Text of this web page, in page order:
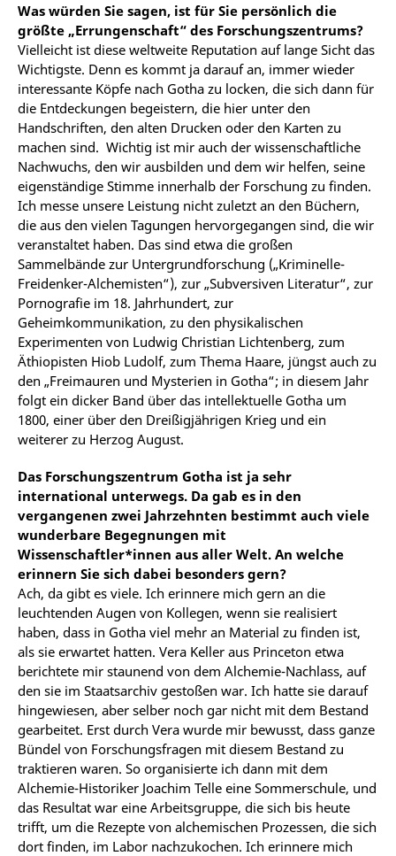
Was würden Sie sagen, ist für Sie persönlich die
größte „Errungenschaft“ des Forschungszentrums?
Vielleicht ist diese weltweite Reputation auf lange Sicht das
Wichtigste. Denn es kommt ja darauf an, immer wieder
interessante Köpfe nach Gotha zu locken, die sich dann für
die Entdeckungen begeistern, die hier unter den
Handschriften, den alten Drucken oder den Karten zu
machen sind. Wichtig ist mir auch der wissenschaftliche
Nachwuchs, den wir ausbilden und dem wir helfen, seine
eigenständige Stimme innerhalb der Forschung zu finden.
Ich messe unsere Leistung nicht zuletzt an den Büchern,
die aus den vielen Tagungen hervorgegangen sind, die wir
veranstaltet haben. Das sind etwa die großen
Sammelbände zur Untergrundforschung („Kriminelle-
Freidenker-Alchemisten“), zur „Subversiven Literatur“, zur
Pornografie im 18. Jahrhundert, zur
Geheimkommunikation, zu den physikalischen
Experimenten von Ludwig Christian Lichtenberg, zum
Äthiopisten Hiob Ludolf, zum Thema Haare, jüngst auch zu
den „Freimauren und Mysterien in Gotha“; in diesem Jahr
folgt ein dicker Band über das intellektuelle Gotha um
1800, einer über den Dreißigjährigen Krieg und ein
weiterer zu Herzog August.
Das Forschungszentrum Gotha ist ja sehr
international unterwegs. Da gab es in den
vergangenen zwei Jahrzehnten bestimmt auch viele
wunderbare Begegnungen mit
Wissenschaftler*innen aus aller Welt. An welche
erinnern Sie sich dabei besonders gern?
Ach, da gibt es viele. Ich erinnere mich gern an die
leuchtenden Augen von Kollegen, wenn sie realisiert
haben, dass in Gotha viel mehr an Material zu finden ist,
als sie erwartet hatten. Vera Keller aus Princeton etwa
berichtete mir staunend von dem Alchemie-Nachlass, auf
den sie im Staatsarchiv gestoßen war. Ich hatte sie darauf
hingewiesen, aber selber noch gar nicht mit dem Bestand
gearbeitet. Erst durch Vera wurde mir bewusst, dass ganze
Bündel von Forschungsfragen mit diesem Bestand zu
traktieren waren. So organisierte ich dann mit dem
Alchemie-Historiker Joachim Telle eine Sommerschule, und
das Resultat war eine Arbeitsgruppe, die sich bis heute
trifft, um die Rezepte von alchemischen Prozessen, die sich
dort finden, im Labor nachzukochen. Ich erinnere mich